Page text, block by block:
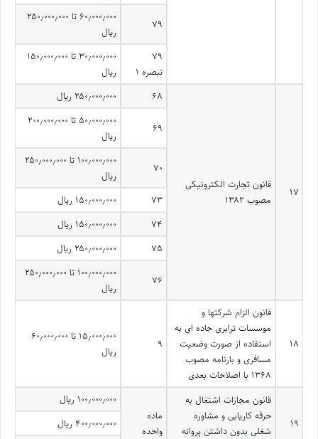
۷۹
۶۰٫۰۰۰٫۰۰۰ تا ۲۵۰٫۰۰۰٫۰۰۰
ریال
۷۹
تبصره ۱
۳۰٫۰۰۰٫۰۰۰ تا ۱۵۰٫۰۰۰٫۰۰۰
ریال
۱۷
قانون تجارت الکترونیکی
مصوب ۱۳۸۲
۶۸ ۲۵۰٫۰۰۰٫۰۰۰ ریال
۶۹
۵۰٫۰۰۰٫۰۰۰ تا ۲۰۰٫۰۰۰٫۰۰۰
ریال
۷۰
۱۰۰٫۰۰۰٫۰۰۰ تا ۲۵۰٫۰۰۰٫۰۰۰
ریال
۷۳
۱۵۰٫۰۰۰٫۰۰۰ ریال
۷۴
۱۵۰٫۰۰۰٫۰۰۰ ریال
۷۵
۲۵۰٫۰۰۰٫۰۰۰ ریال
۷۶
۱۰۰٫۰۰۰٫۰۰۰ تا ۲۵۰٫۰۰۰٫۰۰۰
ریال
۱۸
قانون الزام شرکتها و
موسسات ترابری جاده ای به
استقاده از صورت وضعیت
مسافری و بارنامه مصوب
۱۳۶۸ با اصلاحات بعدی
۹
۱۵٫۰۰۰٫۰۰۰ تا ۶۰٫۰۰۰٫۰۰۰
ریال
۱۹
قانون مجازات اشتغال به
حرفه کاریابی و مشاوره
شغلی بدون داشتن پروانه
ماده
واحده
۱۰۰٫۰۰۰٫۰۰۰ ریال
۴۰۰٫۰۰۰٫۰۰۰ ریال